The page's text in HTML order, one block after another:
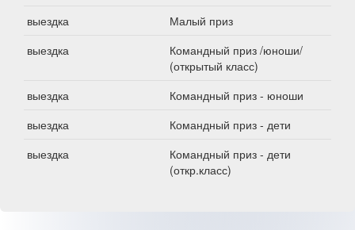
выездка
Малый приз
выездка
Командный приз /юноши/
(открытый класс)
выездка
Командный приз - юноши
выездка
Командный приз - дети
выездка
Командный приз - дети
(откр.класс)